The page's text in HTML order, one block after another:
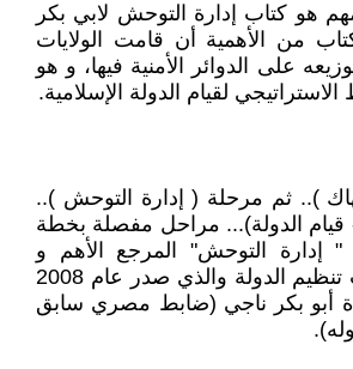
هو كتاب إدارة التوحش لابي بكر
من الأهمية أن قامت الولايات
على الدوائر الأمنية فيها، و هو
لقيام الدولة الإسلامية.
).. ثم مرحلة ( إدارة التوحش )..
قيام الدولة)... مراحل مفصلة بخطة
إدارة التوحش" المرجع الأهم و
الأساسي في أدبيات تنظيم الدولة والذي صدر عام 2008
أبو بكر ناجي (ضابط مصري سابق